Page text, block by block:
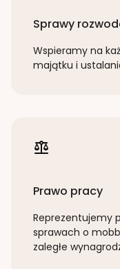
Sprawy
Wspieramy na
majątku i
Prawo pracy
Reprezentujemy
sprawach o
zaległe